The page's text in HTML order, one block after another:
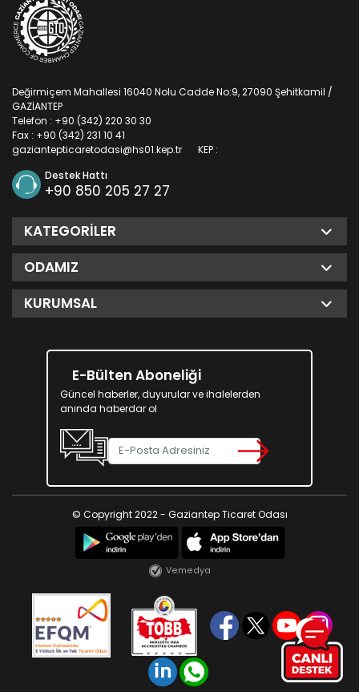
Değirmiçem Mahallesi 16040 Nolu Cadde No:9, 27090 Şehitkamil /
GAZİANTEP
Telefon : +90 (342) 220 30 30
Fax : +90 (342) 231 10 41
KEP :
gaziantepticaretodasi@hs01.kep.tr
Destek Hattı
+90 850 205 27 27
KATEGORILER
ODAMIZ
KURUMSAL
E-Bülten Aboneliği
Güncel haberler, duyurular ve ihalelerden
anında haberdar ol
© Copyright 2022 - Gaziantep Ticaret Odası
Vemedya